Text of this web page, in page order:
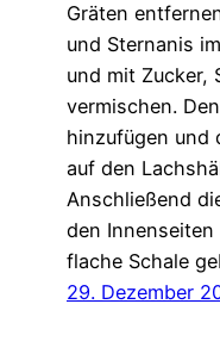
Gräten
und Sternanis
und mit Zucker,
vermischen.
hinzufügen und
auf den
Anschließend
den
flache Schale
29. Dezember